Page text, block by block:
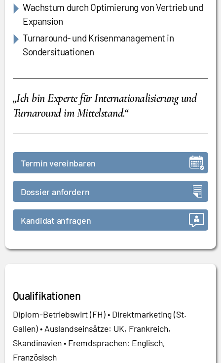
Wachstum durch Optimierung von Vertrieb und
Expansion
Turnaround- und Krisenmanagement in
Sondersituationen
„Ich bin Experte für Internationalisierung und
Turnaround im Mittelstand.“
Termin vereinbaren
Dossier anfordern
Kandidat anfragen
Qualifikationen
Diplom-Betriebswirt (FH) • Direktmarketing (St.
Gallen) • Auslandseinsätze: UK, Frankreich,
Skandinavien • Fremdsprachen: Englisch,
Französisch